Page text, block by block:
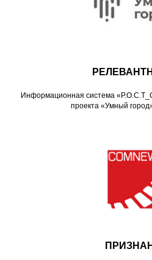
Информационная система
проекта «Умный